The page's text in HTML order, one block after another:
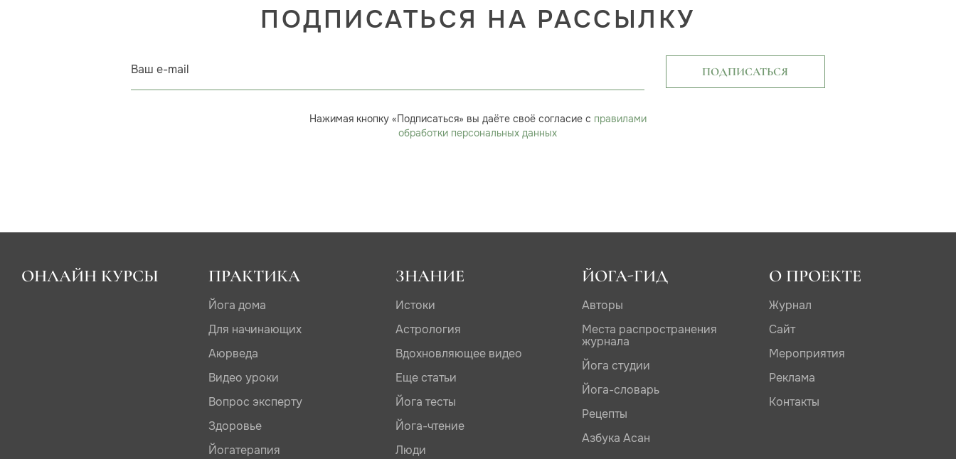
ПОДПИСАТЬСЯ НА РАССЫЛКУ
Ваш e-mail ПОДПИСАТЬСЯ
Нажимая кнопку «Подписаться» вы даёте своё согласие с правилами
обработки персональных данных
ОНЛАЙН КУРСЫ ПРАКТИКА
Йога дома
Для начинающих
Аюрведа
Видео уроки
Вопрос эксперту
Здоровье
Йогатерапия
ЗНАНИЕ
Истоки
Астрология
Вдохновляющее видео
Еще статьи
Йога тесты
Йога-чтение
Люди
ЙОГА-ГИД
Авторы
Места распространения
журнала
Йога студии
Йога-словарь
Рецепты
Азбука Асан
О ПРОЕКТЕ
Журнал
Сайт
Мероприятия
Реклама
Контакты